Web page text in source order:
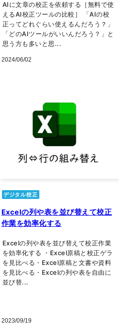
AIに文章の校正を依頼する［無料で使
えるAI校正ツールの比較］ 「AIの校
正ってどれぐらい使えるんだろう？」
「どのAIツールがいいんだろう？」と
思う方も多いと思...
2024/06/02
デジタル校正
Excelの列や表を並び替えて校正
作業を効率化する
Excelの列や表を並び替えて校正作業
を効率化する ・Excel原稿と校正ゲラ
を見比べる・Excel原稿と文書や資料
を見比べる・Excelの列や表を自由に
並び替...
2023/09/19